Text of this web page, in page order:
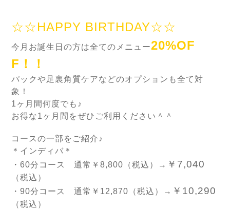
☆☆HAPPY BIRTHDAY☆☆
今月お誕生日の方は全てのメニュー20%OF
F！！
パックや足裏角質ケアなどのオプションも全て対
象！
1ヶ月間何度でも♪
お得な1ヶ月間をぜひご利用ください＾＾
コースの一部をご紹介♪
＊インディバ＊
・60分コース 通常￥8,800（税込）→ ￥7,040
（税込）
・90分コース 通常￥12,870（税込）→ ￥10,290
（税込）